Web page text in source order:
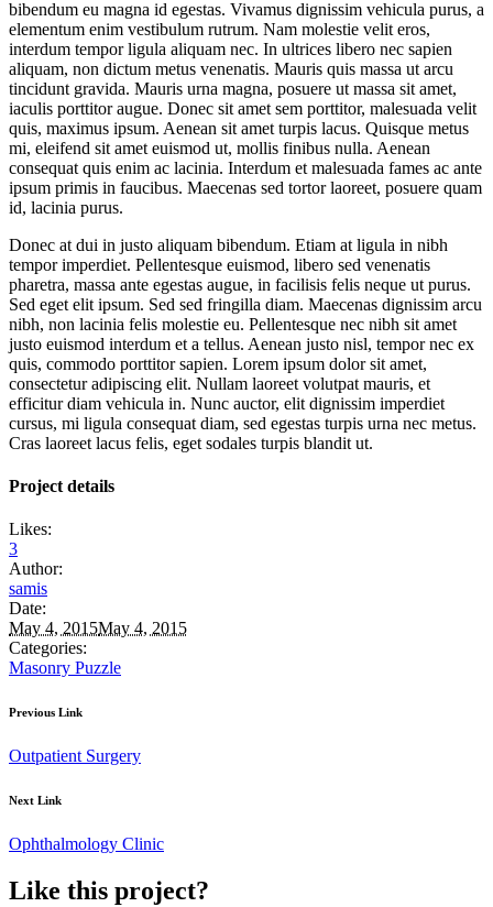
bibendum eu magna id egestas. Vivamus dignissim vehicula purus, a
elementum enim vestibulum rutrum. Nam molestie velit eros,
interdum tempor ligula aliquam nec. In ultrices libero nec sapien
aliquam, non dictum metus venenatis. Mauris quis massa ut arcu
tincidunt gravida. Mauris urna magna, posuere ut massa sit amet,
iaculis porttitor augue. Donec sit amet sem porttitor, malesuada velit
quis, maximus ipsum. Aenean sit amet turpis lacus. Quisque metus
mi, eleifend sit amet euismod ut, mollis finibus nulla. Aenean
consequat quis enim ac lacinia. Interdum et malesuada fames ac ante
ipsum primis in faucibus. Maecenas sed tortor laoreet, posuere quam
id, lacinia purus.
Donec at dui in justo aliquam bibendum. Etiam at ligula in nibh
tempor imperdiet. Pellentesque euismod, libero sed venenatis
pharetra, massa ante egestas augue, in facilisis felis neque ut purus.
Sed eget elit ipsum. Sed sed fringilla diam. Maecenas dignissim arcu
nibh, non lacinia felis molestie eu. Pellentesque nec nibh sit amet
justo euismod interdum et a tellus. Aenean justo nisl, tempor nec ex
quis, commodo porttitor sapien. Lorem ipsum dolor sit amet,
consectetur adipiscing elit. Nullam laoreet volutpat mauris, et
efficitur diam vehicula in. Nunc auctor, elit dignissim imperdiet
cursus, mi ligula consequat diam, sed egestas turpis urna nec metus.
Cras laoreet lacus felis, eget sodales turpis blandit ut.
Project details
Likes:
3
Author:
samis
Date:
May 4, 2015May 4, 2015
Categories:
Masonry Puzzle
Previous Link
Outpatient Surgery
Next Link
Ophthalmology Clinic
Like this project?